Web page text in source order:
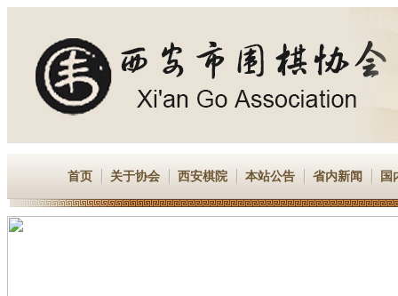
首页 关于协会 西安棋院 本站公告 省内新闻 国